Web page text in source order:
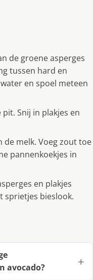
de groene asperges
tussen hard en
en spoel meteen
Snij in plakjes en
de melk. Voeg zout toe
pannenkoekjes in
en plakjes
sprietjes bieslook.
avocado?